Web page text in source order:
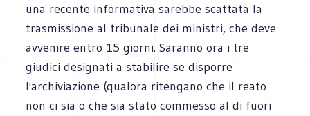
una recente informativa sarebbe scattata la
trasmissione al tribunale dei ministri, che deve
avvenire entro 15 giorni. Saranno ora i tre
giudici designati a stabilire se disporre
l'archiviazione (qualora ritengano che il reato
non ci sia o che sia stato commesso al di fuori